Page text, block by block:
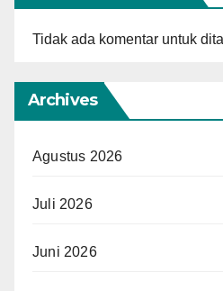
Tidak ada komentar untuk
Archives
Agustus 2026
Juli 2026
Juni 2026